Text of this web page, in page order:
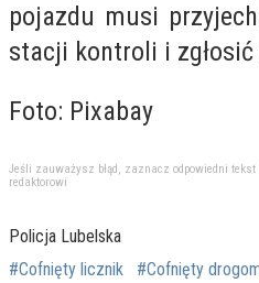
pojazdu musi
stacji kontroli i
Foto: Pixabay
Jeśli zauważysz błąd, zaznacz odpowiedni
redaktorowi
Policja Lubelska
#Cofnięty licznik
#Cofnięty